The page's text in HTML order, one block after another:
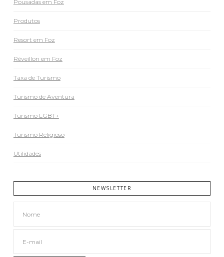
Pousadas em Foz
Produtos
Resort em Foz
Réveillon em Foz
Taxa de Turismo
Turismo de Aventura
Turismo LGBT+
Turismo Religioso
Utilidades
NEWSLETTER